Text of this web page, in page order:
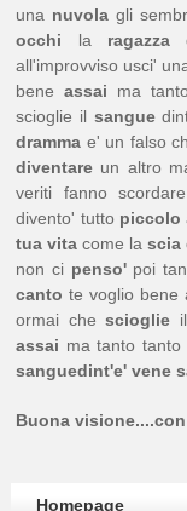
una nuvola gli
occhi la ragazza
all'improvviso usci'
beneassai ma
scioglie il sangue
dramma e' un falso
diventare un altro
veriti fanno
divento' tutto piccolo
tua vita come lascia
non ci penso'poi
canto te voglio bene
ormai chescioglie
assai ma tanto
sanguedint'e' vene
Buona
Homepage